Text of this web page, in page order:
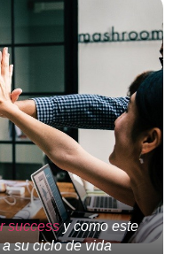
successy como este
su ciclo de vida